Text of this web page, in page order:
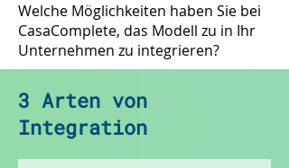
Welche Möglichkeiten haben Sie bei
CasaComplete, das Modell zu in Ihr
Unternehmen zu integrieren?
3 Arten von
Integration